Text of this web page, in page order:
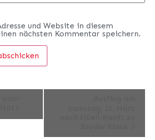
und Website in diesem
nächsten Kommentar speichern.